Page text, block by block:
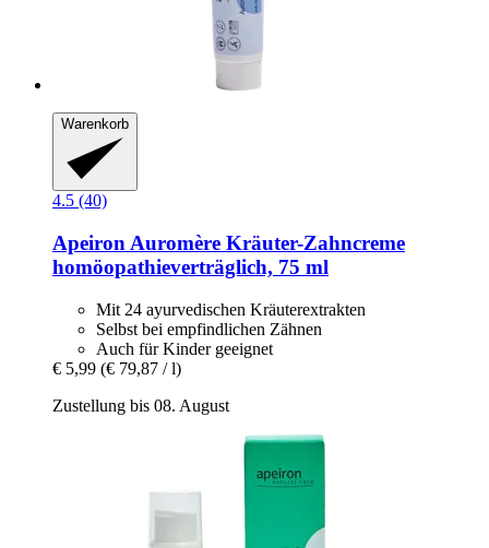
Warenkorb
4.5 (40)
Apeiron Auromère Kräuter-​Zahncreme
homöopathieverträglich, 75 ml
Mit 24 ayurvedischen Kräuterextrakten
Selbst bei empfindlichen Zähnen
Auch für Kinder geeignet
€ 5,99 (€ 79,87 / l)
Zustellung bis 08. August